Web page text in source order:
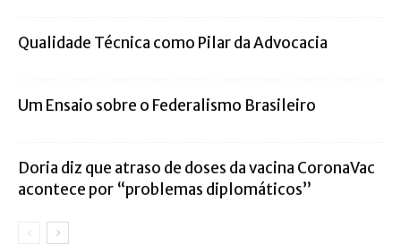
Qualidade Técnica como Pilar da Advocacia
Um Ensaio sobre o Federalismo Brasileiro
Doria diz que atraso de doses da vacina CoronaVac
acontece por “problemas diplomáticos”